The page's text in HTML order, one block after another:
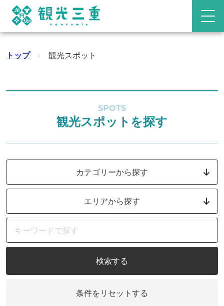
トップ › 観光スポット
SPOTS
観光スポットを探す
カテゴリーから探す
エリアから探す
検索する
条件をリセットする